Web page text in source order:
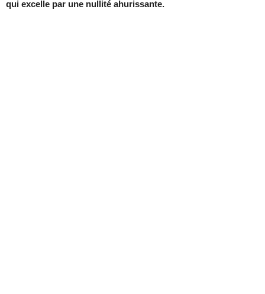
qui excelle par une nullité ahurissante.